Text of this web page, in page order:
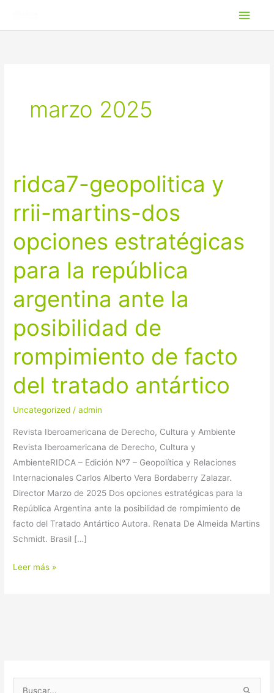
marzo 2025
ridca7-geopolitica y
rrii-martins-dos
opciones estratégicas
para la república
argentina ante la
posibilidad de
rompimiento de facto
del tratado antártico
Uncategorized /admin
Revista Iberoamericana de Derecho, Cultura y Ambiente
Revista Iberoamericana de Derecho, Cultura y
AmbienteRIDCA – Edición Nº7 – Geopolítica y Relaciones
Internacionales Carlos Alberto Vera Bordaberry Zalazar.
Director Marzo de 2025 Dos opciones estratégicas para la
República Argentina ante la posibilidad de rompimiento de
facto del Tratado Antártico Autora. Renata De Almeida Martins
Schmidt. Brasil […]
ridca7-
geopolitica
y
rrii-
martins-
dos
opciones
estratégicas
para
república
ante
posibilidad
de
de
facto
del
tratado
antártico
Leer más »